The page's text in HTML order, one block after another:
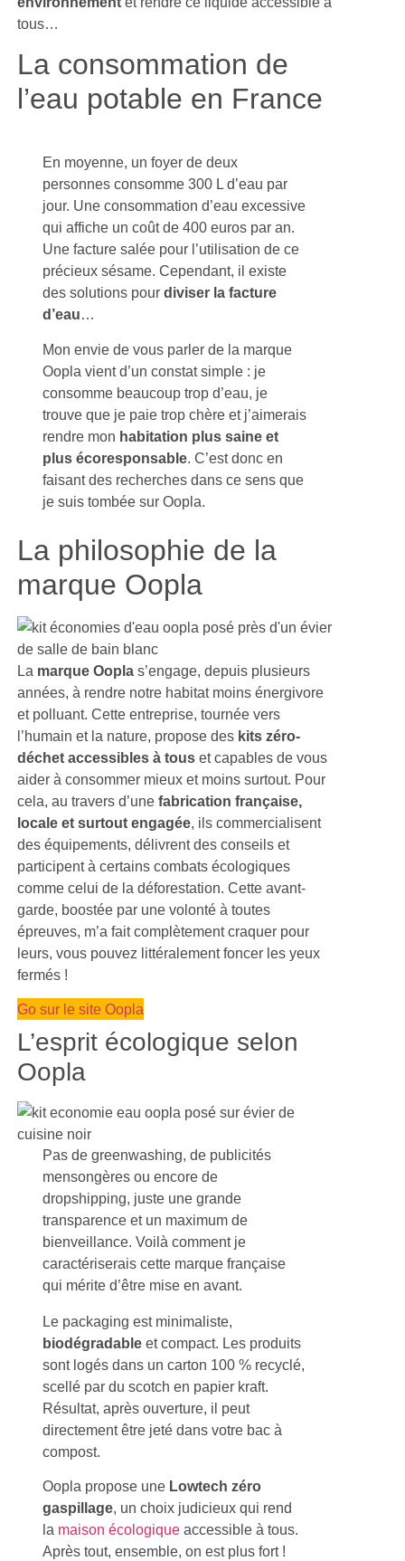
tous…
La consommation de
l’eau potable en France
En moyenne, un foyer de deux
personnes consomme 300 L d’eau par
jour. Une consommation d’eau excessive
qui affiche un coût de 400 euros par an.
Une facture salée pour l’utilisation de ce
précieux sésame. Cependant, il existe
des solutions pourdiviser la facture
d’eau…
Mon envie de vous parler de la marque
Oopla vient d’un constat simple : je
consomme beaucoup trop d’eau, je
trouve que je paie trop chère et j’aimerais
rendre mon habitation plus saine et
plus écoresponsable. C’est donc en
faisant des recherches dans ce sens que
je suis tombée sur Oopla.
La philosophie de la
marque Oopla
La marque Oopla s’engage, depuis plusieurs
années, à rendre notre habitat moins énergivore
et polluant. Cette entreprise, tournée vers
l’humain et la nature, propose des kits zéro-
déchet accessibles à tous et capables de vous
aider à consommer mieux et moins surtout. Pour
cela, au travers d’unefabrication française,
locale et surtout engagée, ils commercialisent
des équipements, délivrent des conseils et
participent à certains combats écologiques
comme celui de la déforestation. Cette avant-
garde, boostée par une volonté à toutes
épreuves, m’a fait complètement craquer pour
leurs, vous pouvez littéralement foncer les yeux
fermés !
Go sur le site Oopla
L’esprit écologique selon
Oopla
Pas de greenwashing, de publicités
mensongères ou encore de
dropshipping, juste une grande
transparence et un maximum de
bienveillance. Voilà comment je
caractériserais cette marque française
qui mérite d’être mise en avant.
Le packaging est minimaliste,
biodégradableet compact. Les produits
sont logés dans un carton 100 % recyclé,
scellé par du scotch en papier kraft.
Résultat, après ouverture, il peut
directement être jeté dans votre bac à
compost.
Oopla propose une Lowtech zéro
gaspillage, un choix judicieux qui rend
la maison écologiqueaccessible à tous.
Après tout, ensemble, on est plus fort !